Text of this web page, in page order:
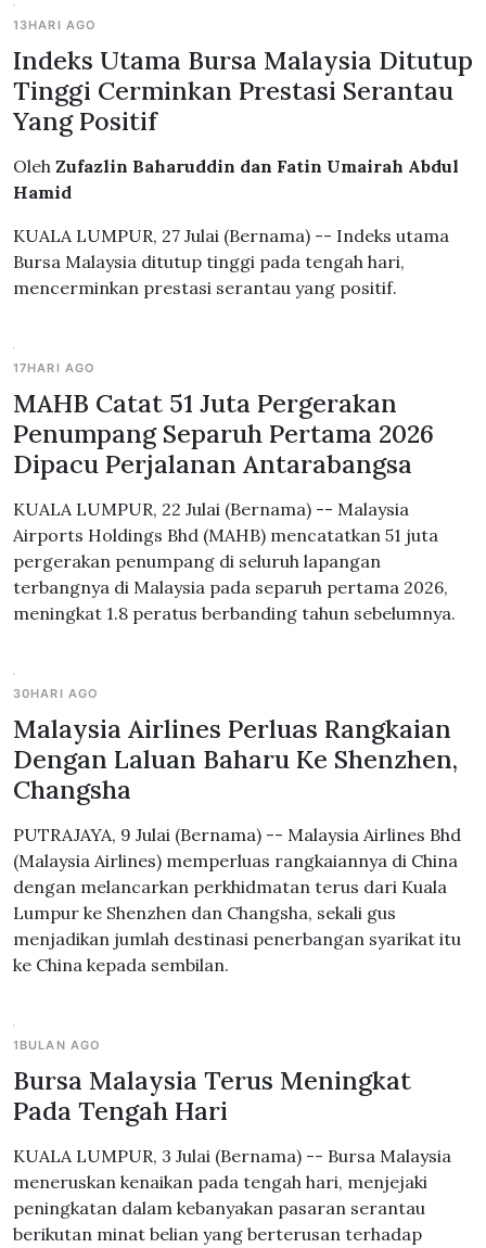
13HARI AGO
Indeks Utama Bursa Malaysia Ditutup
Tinggi Cerminkan Prestasi Serantau
Yang Positif
Oleh Zufazlin Baharuddin dan Fatin Umairah Abdul
Hamid
KUALA LUMPUR, 27 Julai (Bernama) -- Indeks utama
Bursa Malaysia ditutup tinggi pada tengah hari,
mencerminkan prestasi serantau yang positif.
17HARI AGO
MAHB Catat 51 Juta Pergerakan
Penumpang Separuh Pertama 2026
Dipacu Perjalanan Antarabangsa
KUALA LUMPUR, 22 Julai (Bernama) -- Malaysia
Airports Holdings Bhd (MAHB) mencatatkan 51 juta
pergerakan penumpang di seluruh lapangan
terbangnya di Malaysia pada separuh pertama 2026,
meningkat 1.8 peratus berbanding tahun sebelumnya.
30HARI AGO
Malaysia Airlines Perluas Rangkaian
Dengan Laluan Baharu Ke Shenzhen,
Changsha
PUTRAJAYA, 9 Julai (Bernama) -- Malaysia Airlines Bhd
(Malaysia Airlines) memperluas rangkaiannya di China
dengan melancarkan perkhidmatan terus dari Kuala
Lumpur ke Shenzhen dan Changsha, sekali gus
menjadikan jumlah destinasi penerbangan syarikat itu
ke China kepada sembilan.
1BULAN AGO
Bursa Malaysia Terus Meningkat
Pada Tengah Hari
KUALA LUMPUR, 3 Julai (Bernama) -- Bursa Malaysia
meneruskan kenaikan pada tengah hari, menjejaki
peningkatan dalam kebanyakan pasaran serantau
berikutan minat belian yang berterusan terhadap